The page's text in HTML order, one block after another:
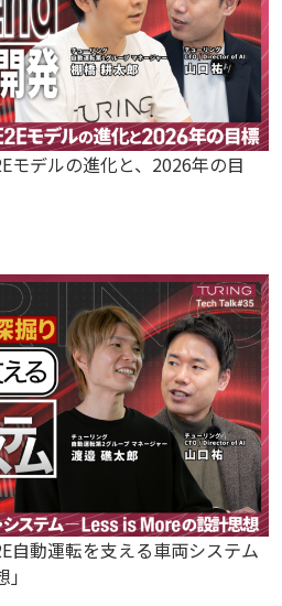
モデルの進化と、2026年の目
自動運転を支える車両システム